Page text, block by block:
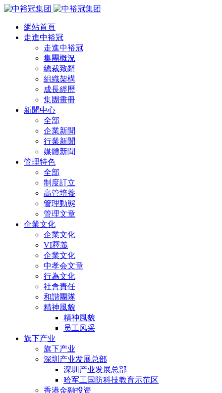
網站首頁
走進中裕冠
走進中裕冠
集團概況
總裁致辭
組織架構
成長經歷
集團畫冊
新聞中心
全部
企業新聞
行業新聞
媒體新聞
管理特色
全部
制度訂立
高管培養
管理動態
管理文章
企業文化
企業文化
VI釋義
企業文化
中孝会文章
行為文化
社會責任
和諧團隊
精神風貌
精神風貌
员工风采
旗下产业
旗下产业
深圳产业发展总部
深圳产业发展总部
哈军工国防科技教育示范区
香港金融投资